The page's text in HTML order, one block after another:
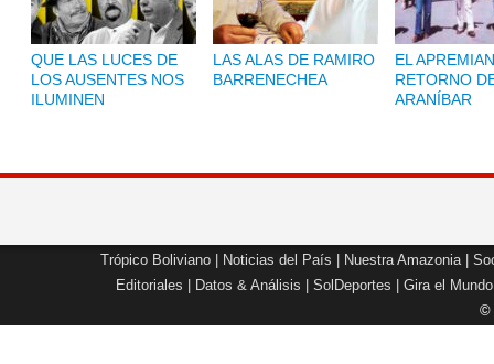
QUE LAS LUCES DE
LOS AUSENTES NOS
ILUMINEN
LAS ALAS DE RAMIRO
BARRENECHEA
EL
RETORNO
ARANÍBAR
Trópico Boliviano Noticias del País Nuestra Amazonia|
Editoriales
Datos & Análisis SolDeportes Gira el Mundo
©